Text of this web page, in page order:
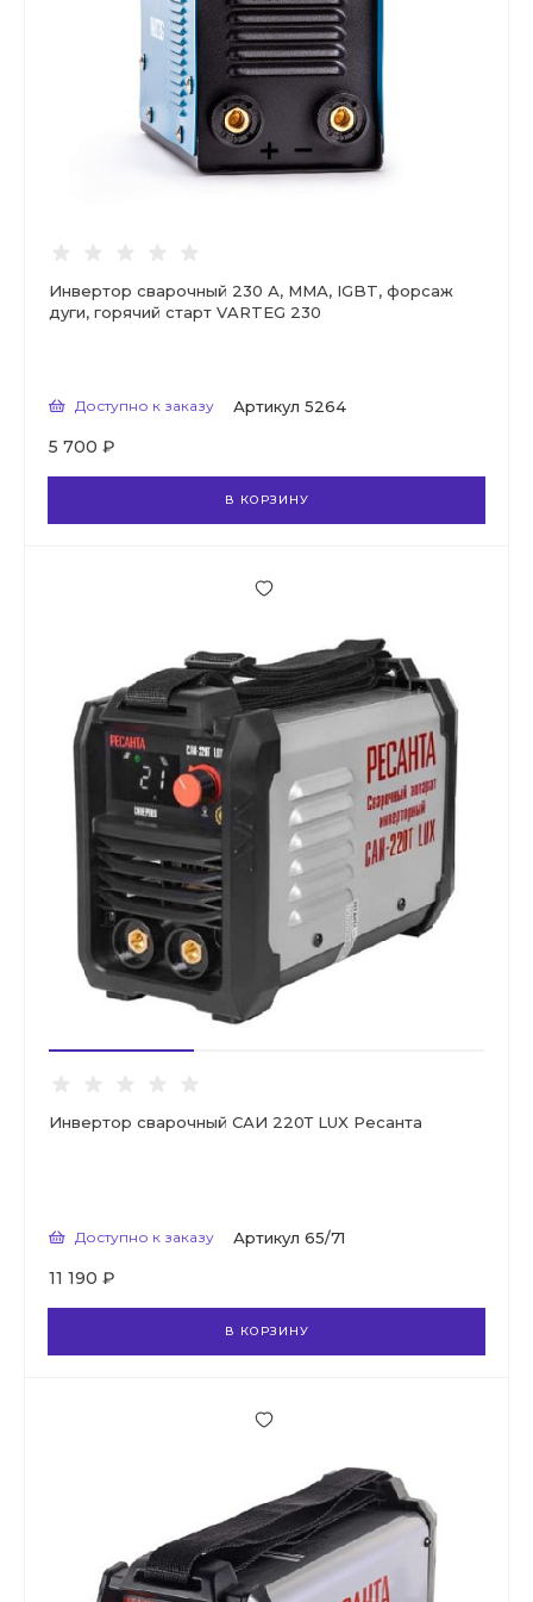
Инвертор сварочный 230 А, ММА, IGBT, форсаж
дуги, горячий старт VARTEG 230
Доступно к заказу Артикул 5264
5 700 ₽
В КОРЗИНУ
Инвертор сварочный САИ 220Т LUX Ресанта
Доступно к заказу Артикул 65/71
11 190 ₽
В КОРЗИНУ